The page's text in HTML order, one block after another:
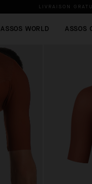
LIVRAISON
ASSOS WORLD ASSOS